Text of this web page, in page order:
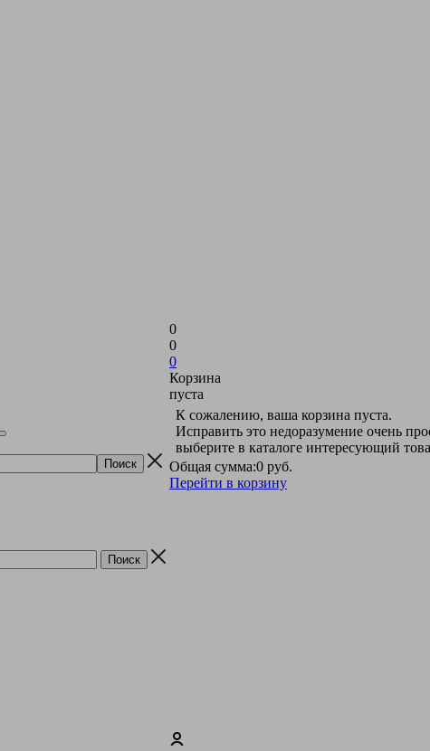
0
0
0
Корзина
пуста
К сожалению, ваша корзина пуста.
Исправить это недоразумение очень
выберите в каталоге интересующий
Общая сумма:0 руб.
Перейти в корзину